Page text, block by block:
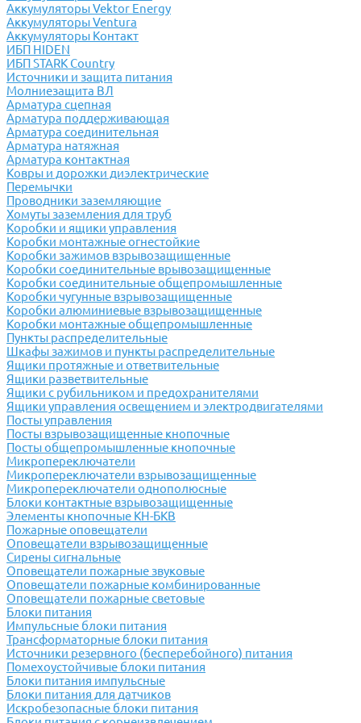
Аккумуляторы Vektor Energy
Аккумуляторы Ventura
Аккумуляторы Контакт
ИБП HIDEN
ИБП STARK Country
Источники и защита питания
Молниезащита ВЛ
Арматура сцепная
Арматура поддерживающая
Арматура соединительная
Арматура натяжная
Арматура контактная
Ковры и дорожки диэлектрические
Перемычки
Проводники заземляющие
Хомуты заземления для труб
Коробки и ящики управления
Коробки монтажные огнестойкие
Коробки зажимов взрывозащищенные
Коробки соединительные врывозащищенные
Коробки соединительные общепромышленные
Коробки чугунные взрывозащищенные
Коробки алюминиевые взрывозащищенные
Коробки монтажные общепромышленные
Пункты распределительные
Шкафы зажимов и пункты распределительные
Ящики протяжные и ответвительные
Ящики разветвительные
Ящики с рубильником и предохранителями
Ящики управления освещением и электродвигателями
Посты управления
Посты взрывозащищенные кнопочные
Посты общепромышленные кнопочные
Микропереключатели
Микропереключатели взрывозащищенные
Микропереключатели однополюсные
Блоки контактные взрывозащищенные
Элементы кнопочные КН-БКВ
Пожарные оповещатели
Оповещатели взрывозащищенные
Сирены сигнальные
Оповещатели пожарные звуковые
Оповещатели пожарные комбинированные
Оповещатели пожарные световые
Блоки питания
Импульсные блоки питания
Трансформаторные блоки питания
Источники резервного (бесперебойного) питания
Помехоустойчивые блоки питания
Блоки питания импульсные
Блоки питания для датчиков
Искробезопасные блоки питания